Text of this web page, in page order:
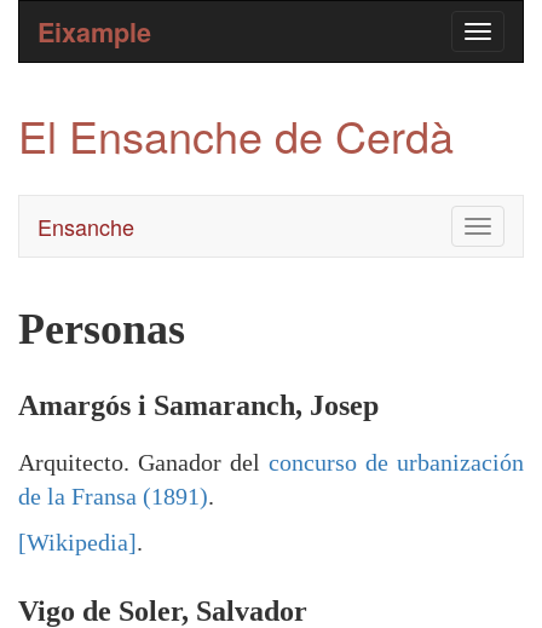
Eixample
El Ensanche de Cerdà
Toggle
Ensanche
Personas
Amargós i Samaranch, Josep
Arquitecto. Ganador del concurso de urbanización
de la Fransa (1891).
[Wikipedia].
Vigo de Soler, Salvador